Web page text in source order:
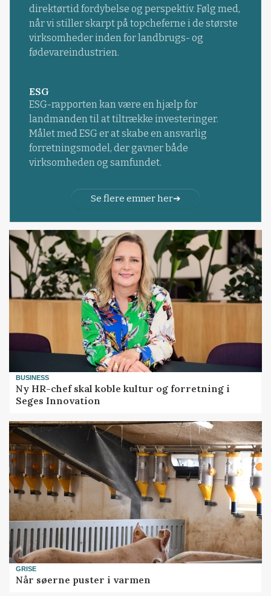
direktørtid fordybelse og perspektiv. Følg med,
når vi stiller skarpt på topcheferne i de største
virksomheder inden for landbrugs- og
fødevareindustrien.
ESG
ESG-rapporten kan være en hjælp for
landmanden til at tiltrække investeringer.
Målet med ESG er at skabe en ansvarlig
forretningsmodel, der gavner både
virksomheden og samfundet.
Se flere emner her
BUSINESS
Ny HR-chef skal koble kultur og forretning i
Seges Innovation
GRISE
Når søerne puster i varmen